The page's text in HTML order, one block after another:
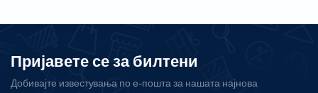
Пријавете се за билтени
Добивајте известувања по е-пошта за нашата најнова